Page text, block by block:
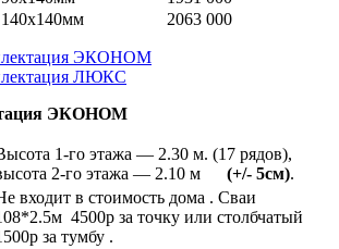
2063 000
ЭКОНОМ
ЛЮКС
ЭКОНОМ
1-го этажа — 2.30 м. (17 рядов),
2-го этажа — 2.10 м (+/- 5см).
входит в стоимость дома . Сваи
4500р за точку или столбчатый
за тумбу .